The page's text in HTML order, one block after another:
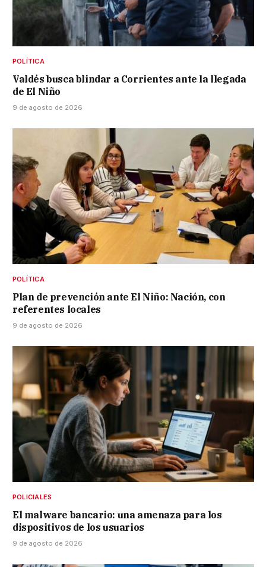
POLÍTICA
Valdés busca blindar a Corrientes ante la llegada
de El Niño
9 de agosto de 2026
POLÍTICA
Plan de prevención ante El Niño: Nación, con
referentes locales
9 de agosto de 2026
POLICIALES
El malware bancario: una amenaza para los
dispositivos de los usuarios
9 de agosto de 2026